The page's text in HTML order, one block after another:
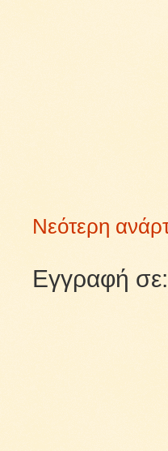
Νεότερη
Εγγραφή